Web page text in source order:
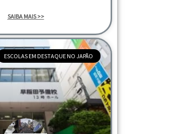
SAIBA MAIS >>
ESCOLAS EM DESTAQUE NO JAPÃO